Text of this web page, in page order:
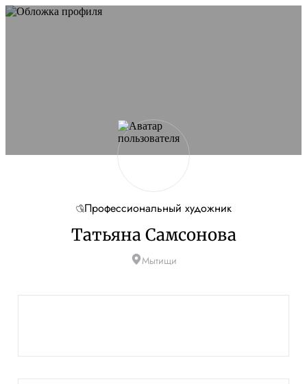
Artists.ru.
Профессиональный художник
Татьяна Самсонова
Мытищи